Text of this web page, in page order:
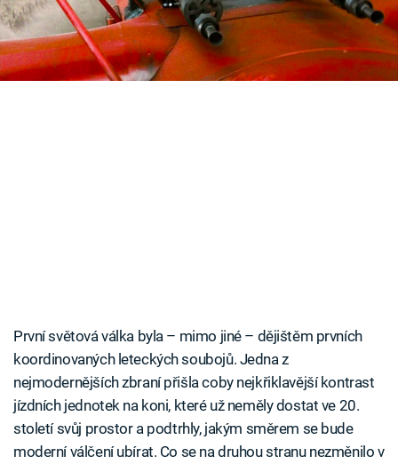
Časopis
Sledujte prima+
nejasnosti.
První světová válka byla – mimo jiné – dějištěm prvních
koordinovaných leteckých soubojů. Jedna z
nejmodernějších zbraní přišla coby nejkřiklavější kontrast
jízdních jednotek na koni, které už neměly dostat ve 20.
století svůj prostor a podtrhly, jakým směrem se bude
moderní válčení ubírat. Co se na druhou stranu nezměnilo v